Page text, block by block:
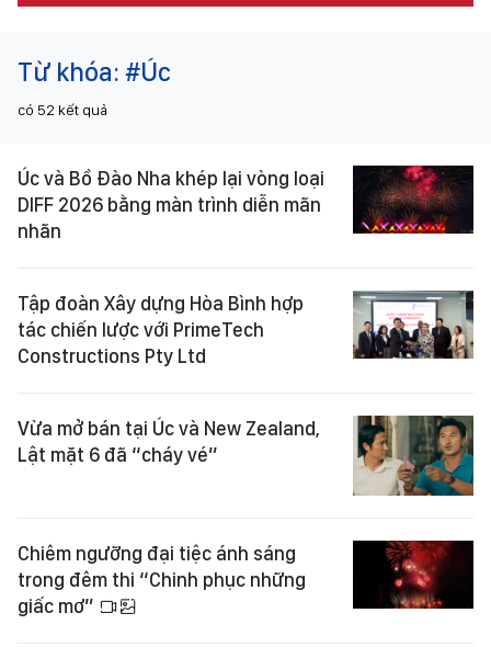
Từ khóa: #Úc
có 52 kết quả
Úc và Bồ Đào Nha khép lại vòng loại
DIFF 2026 bằng màn trình diễn mãn
nhãn
Tập đoàn Xây dựng Hòa Bình hợp
tác chiến lược với PrimeTech
Constructions Pty Ltd
Vừa mở bán tại Úc và New Zealand,
Lật mặt 6 đã “cháy vé”
Chiêm ngưỡng đại tiệc ánh sáng
trong đêm thi “Chinh phục những
giấc mơ”